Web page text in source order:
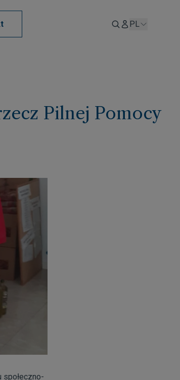
PL
Pilnej Pomocy
społeczno-